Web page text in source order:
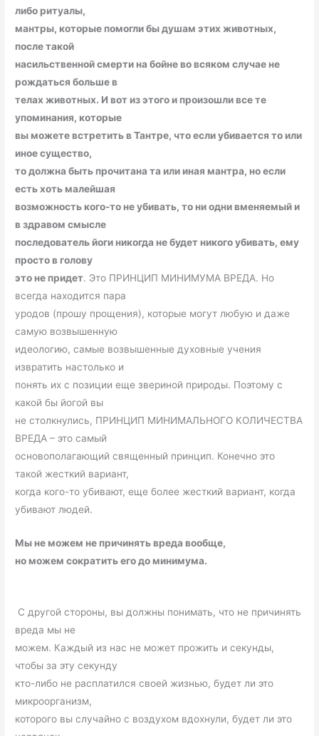
либо ритуалы,
мантры, которые помогли бы душам этих животных,
после такой
насильственной смерти на бойне во всяком случае не
рождаться больше в
телах животных. И вот из этого и произошли все те
упоминания, которые
вы можете встретить в Тантре, что если убивается то или
иное существо,
то должна быть прочитана та или иная мантра, но если
есть хоть малейшая
возможность кого-то не убивать, то ни одни вменяемый и
в здравом смысле
последователь йоги никогда не будет никого убивать, ему
просто в голову
это не придет. Это ПРИНЦИП МИНИМУМА ВРЕДА. Но
всегда находится пара
уродов (прошу прощения), которые могут любую и даже
самую возвышенную
идеологию, самые возвышенные духовные учения
извратить настолько и
понять их с позиции еще звериной природы. Поэтому с
какой бы йогой вы
не столкнулись, ПРИНЦИП МИНИМАЛЬНОГО КОЛИЧЕСТВА
ВРЕДА – это самый
основополагающий священный принцип. Конечно это
такой жесткий вариант,
когда кого-то убивают, еще более жесткий вариант, когда
убивают людей.
Мы не можем не причинять вреда вообще,
но можем сократить его до минимума.
С другой стороны, вы должны понимать, что не причинять
вреда мы не
можем. Каждый из нас не может прожить и секунды,
чтобы за эту секунду
кто-либо не расплатился своей жизнью, будет ли это
микроорганизм,
которого вы случайно с воздухом вдохнули, будет ли это